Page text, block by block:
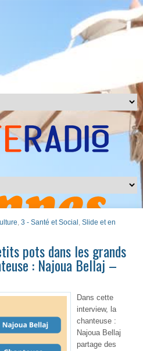
, 3 - Santé et Social , Slide et en
pots dans les grands
: Najoua Bellaj –
Dans cette
interview, la
chanteuse :
Najoua Bellaj
partage des